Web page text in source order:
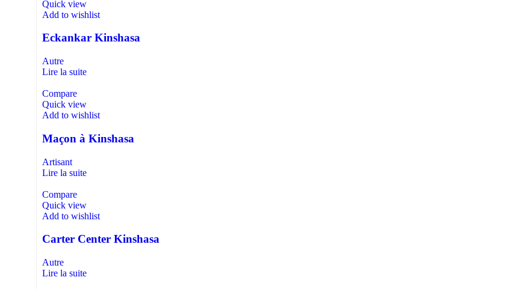
Quick view
Add to wishlist
Eckankar Kinshasa
Autre
Lire la suite
Compare
Quick view
Add to wishlist
Maçon à Kinshasa
Artisant
Lire la suite
Compare
Quick view
Add to wishlist
Carter Center Kinshasa
Autre
Lire la suite